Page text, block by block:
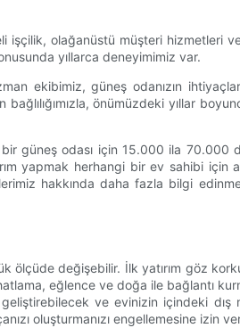
işçilik, olağanüstü müşteri hizmetleri
yıllarca deneyimimiz var.
güneş odanızın
önümüzdeki yıllar
güneş odası için 15.000 ila 70.000
yapmak herhangi bir ev sahibi için
hakkında daha fazla bilgi
ölçüde değişebilir. İlk yatırım göz
eğlence ve doğa ile bağlantı
ve evinizin içindeki dış
oluşturmanızı engellemesine izin